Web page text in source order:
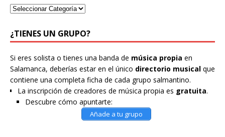
¿TIENES UN GRUPO?
Si eres solista o tienes una banda de música propia en
Salamanca, deberías estar en el único directorio musical que
contiene una completa ficha de cada grupo salmantino.
La inscripción de creadores de música propia es gratuita.
Descubre cómo apuntarte:
Añade a tu grupo